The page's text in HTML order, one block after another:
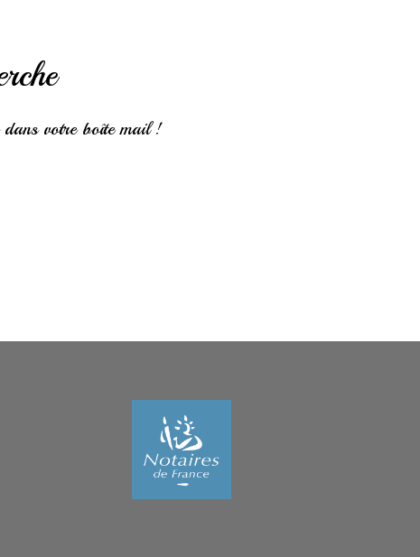
dans votre boîte mail !